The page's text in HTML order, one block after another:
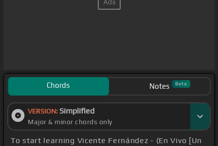
Chords Notes Beta
VERSION: Simplified
Major & minor chords only
To start learning Vicente Fernández - (En Vivo [Un